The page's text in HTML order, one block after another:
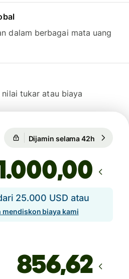
dalam berbagai mata uang
tukar atau biaya
Dijamin selama 42h
,00
25.000 USD atau
mendiskon biaya kami